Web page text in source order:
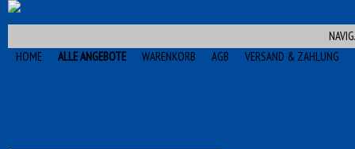
HOME
ALLE ANGEBOTE WARENKORB AGB VERSAND & ZAHLUNG